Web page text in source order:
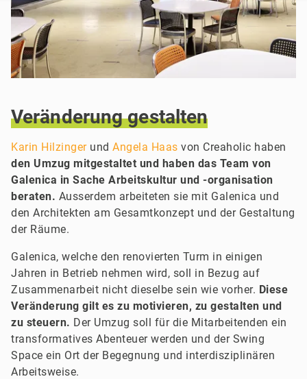
Veränderung gestalten
Karin Hilzingerund Angela Haas von Creaholic haben
den Umzug mitgestaltet und haben das Team von
Galenica in Sache Arbeitskultur und -organisation
beraten. Ausserdem arbeiteten sie mit Galenica und
den Architekten am Gesamtkonzept und der Gestaltung
der Räume.
Galenica, welche den renovierten Turm in einigen
Jahren in Betrieb nehmen wird, soll in Bezug auf
Zusammenarbeit nicht dieselbe sein wie vorher. Diese
Veränderung gilt es zu motivieren, zu gestalten und
zu steuern. Der Umzug soll für die Mitarbeitenden ein
transformatives Abenteuer werden und der Swing
Space ein Ort der Begegnung und interdisziplinären
Arbeitsweise.